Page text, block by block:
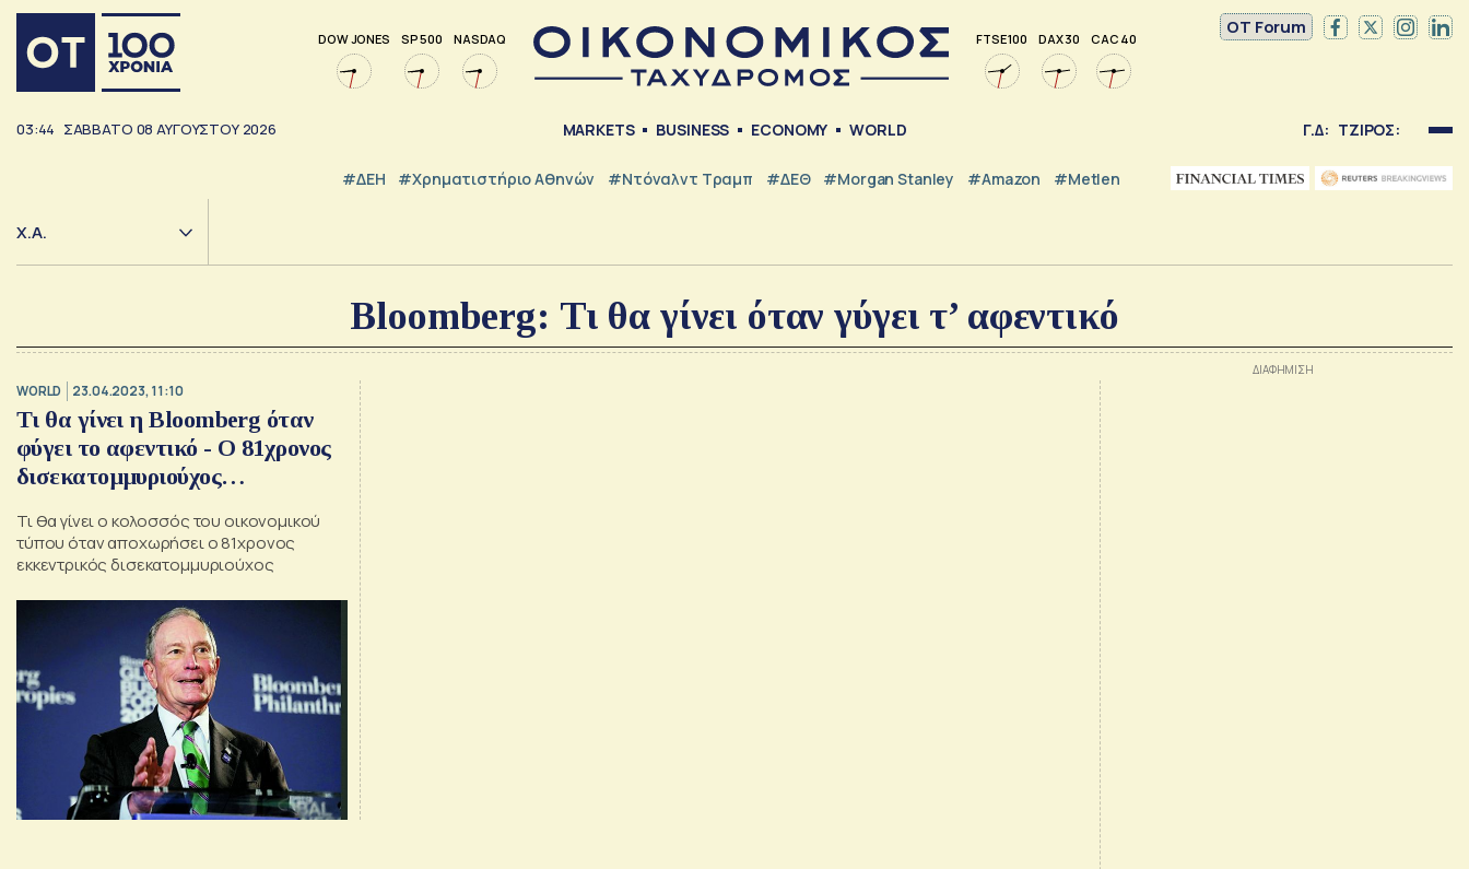
DOW JONES SP 500 NASDAQ FTSE 100 DAX 30 CAC 40
OT Forum
03:44 ΣΑΒΒΑΤΟ 08 ΑΥΓΟΥΣΤΟΥ 2026 MARKETS BUSINESS ECONOMY WORLD Γ.Δ: ΤΖΙΡΟΣ:
#ΔΕΗ #Χρηματιστήριο Αθηνών #Ντόναλντ Τραμπ #ΔΕΘ #Morgan Stanley #Amazon #Metlen
Χ.Α.
Bloomberg: Τι θα γίνει όταν γύγει τ’ αφεντικό
WORLD 23.04.2023, 11:10
Τι θα γίνει η Bloomberg όταν
φύγει το αφεντικό - Ο 81χρονος
δισεκατομμυριούχος
Τι θα γίνει ο κολοσσός του οικονομικού
τύπου όταν αποχωρήσει ο 81χρονος
εκκεντρικός δισεκατομμυριούχος